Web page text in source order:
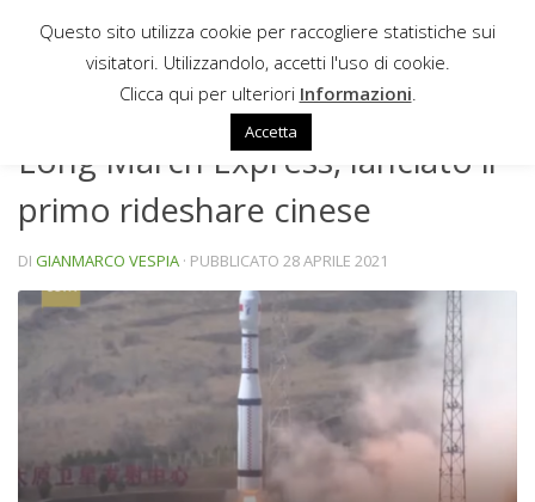
Sotto il contenuto
Long March Express, lanciato il
primo rideshare cinese
DI GIANMARCO VESPIA · PUBBLICATO 28 APRILE 2021
Questo sito utilizza cookie per raccogliere statistiche sui
visitatori. Utilizzandolo, accetti l'uso di cookie.
Clicca qui per ulteriori Informazioni
Accetta